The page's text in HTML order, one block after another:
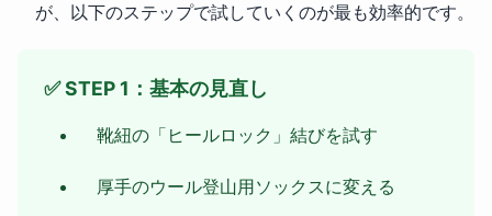
が、以下のステップで試していくのが最も効率的です。
✅ STEP 1：基本の見直し
靴紐の「ヒールロック」結びを試す
厚手のウール登山用ソックスに変える